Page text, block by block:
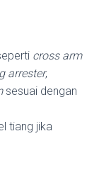
cross arm
arrester,
sesuai dengan
tiang jika